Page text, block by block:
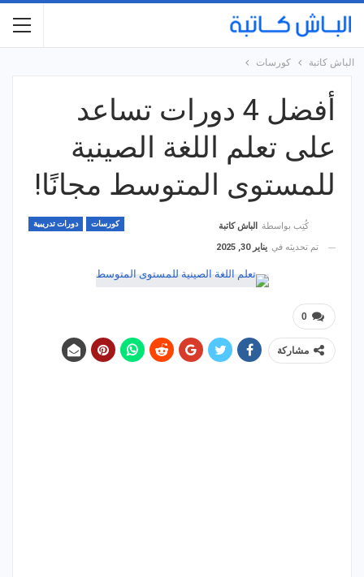
الباش كاتبة كورسات
أفضل 4 دورات تساعد
على تعلم اللغة الصينية
للمستوى المتوسط مجانًا!
كورسات دورات تدريبية كُتِب بواسطة
الباش كاتبة
تم تحديثه في يناير 30, 2025
0
مشاركة